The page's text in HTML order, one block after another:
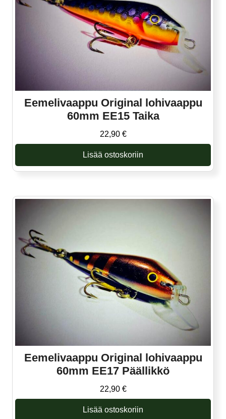
Eemelivaappu Original lohivaappu
60mm EE15 Taika
22,90 €
Lisää ostoskoriin
Eemelivaappu Original lohivaappu
60mm EE17 Päällikkö
22,90 €
Lisää ostoskoriin